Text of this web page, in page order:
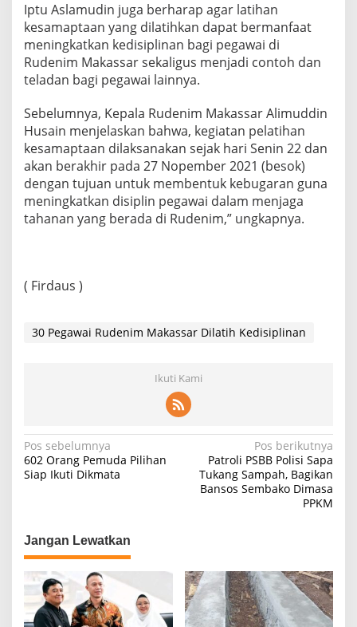
Iptu Aslamudin juga berharap agar latihan
kesamaptaan yang dilatihkan dapat bermanfaat
meningkatkan kedisiplinan bagi pegawai di
Rudenim Makassar sekaligus menjadi contoh dan
teladan bagi pegawai lainnya.
Sebelumnya, Kepala Rudenim Makassar Alimuddin
Husain menjelaskan bahwa, kegiatan pelatihan
kesamaptaan dilaksanakan sejak hari Senin 22 dan
akan berakhir pada 27 Nopember 2021 (besok)
dengan tujuan untuk membentuk kebugaran guna
meningkatkan disiplin pegawai dalam menjaga
tahanan yang berada di Rudenim,” ungkapnya.
( Firdaus )
30 Pegawai Rudenim Makassar Dilatih Kedisiplinan
Ikuti Kami
Navigasi
pos
Pos sebelumnya
602 Orang Pemuda Pilihan
Siap Ikuti Dikmata
Pos berikutnya
Patroli PSBB Polisi Sapa
Tukang Sampah, Bagikan
Bansos Sembako Dimasa
PPKM
Jangan Lewatkan